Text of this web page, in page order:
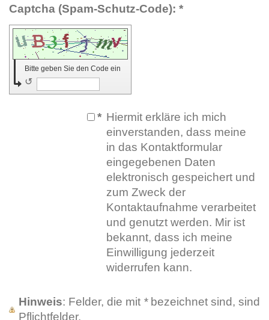
Captcha (Spam-Schutz-Code): *
Bitte geben Sie den Code ein
↺
* Hiermit erkläre ich mich
einverstanden, dass meine
in das Kontaktformular
eingegebenen Daten
elektronisch gespeichert und
zum Zweck der
Kontaktaufnahme verarbeitet
und genutzt werden. Mir ist
bekannt, dass ich meine
Einwilligung jederzeit
widerrufen kann.
Hinweis : Felder, die mit *bezeichnet sind, sind
Pflichtfelder.